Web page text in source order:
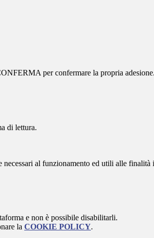
per confermare la propria adesione.
di lettura.
al funzionamento ed utili alle finalità
e non è possibile disabilitarli.
la COOKIE POLICY.